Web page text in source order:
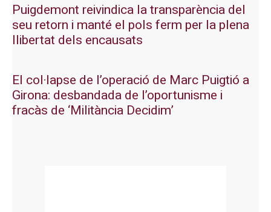
Puigdemont reivindica la transparència del
seu retorn i manté el pols ferm per la plena
llibertat dels encausats
El col·lapse de l’operació de Marc Puigtió a
Girona: desbandada de l’oportunisme i
fracàs de ‘Militància Decidim’